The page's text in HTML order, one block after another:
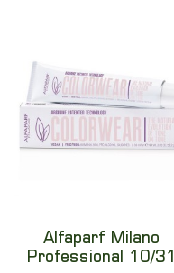
Alfaparf Milano
Professional 10/31